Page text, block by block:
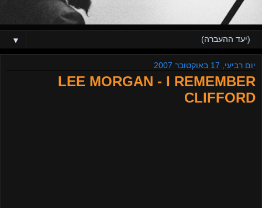
▼
יום רביעי, 17 באוקטובר 2007
LEE MORGAN - I REMEMBER
CLIFFORD